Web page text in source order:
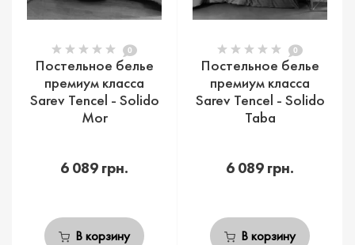
0
Постельное белье
премиум класса
Sarev Tencel - Solido
Mor
6 089 грн.
В корзину
0
Постельное белье
премиум класса
Sarev Tencel - Solido
Taba
6 089 грн.
В корзину